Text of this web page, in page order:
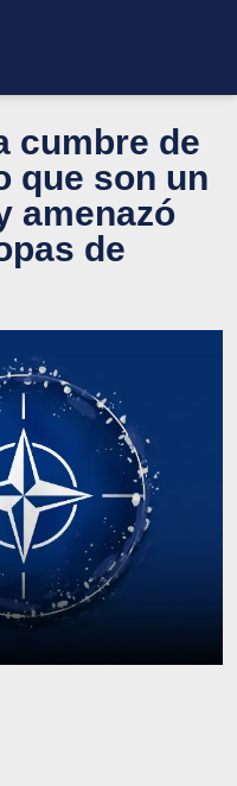
cumbre de
que son un
amenazó
de